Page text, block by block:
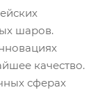
шаров.
качество.
сферах